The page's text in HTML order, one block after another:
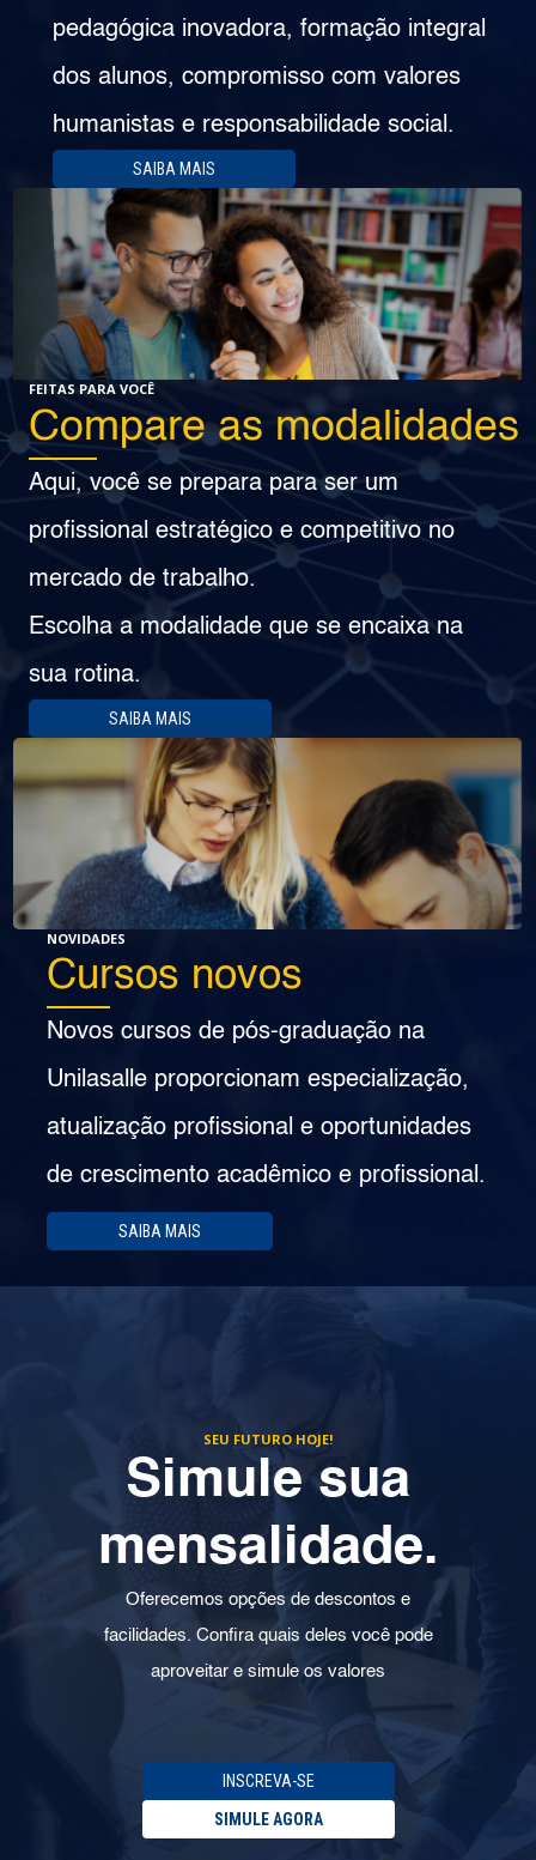
pedagógica inovadora, formação integral
dos alunos, compromisso com valores
humanistas e responsabilidade social.
SAIBA MAIS
FEITAS PARA VOCÊ
Compare as modalidades
Aqui, você se prepara para ser um
profissional estratégico e competitivo no
mercado de trabalho.
Escolha a modalidade que se encaixa na
sua rotina.
SAIBA MAIS
NOVIDADES
Cursos novos
Novos cursos de pós-graduação na
Unilasalle proporcionam especialização,
atualização profissional e oportunidades
de crescimento acadêmico e profissional.
SAIBA MAIS
SEU FUTURO HOJE!
Simule sua
mensalidade.
Oferecemos opções de descontos e
facilidades. Confira quais deles você pode
aproveitar e simule os valores
INSCREVA-SE
SIMULE AGORA